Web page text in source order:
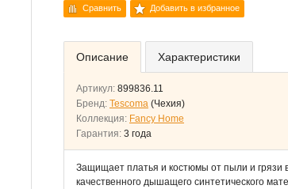
Сравнить Добавить в избранное
Описание Характеристики
Артикул: 899836.11
Бренд: Tescoma (Чехия)
Коллекция: Fancy Home
Гарантия: 3 года
Защищает платья и костюмы от пыли и грязи
качественного дышащего синтетического